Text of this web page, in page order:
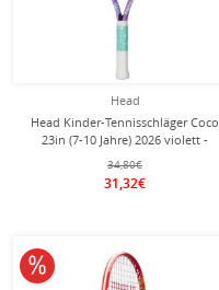
Head
Head Kinder-Tennisschläger Coco
23in (7-10 Jahre) 2026 violett -
besaitet -
34,80€
31,32€
10% reduziert